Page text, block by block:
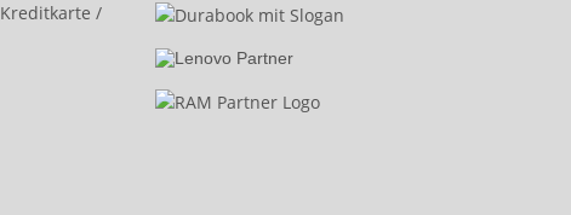
Kreditkarte /